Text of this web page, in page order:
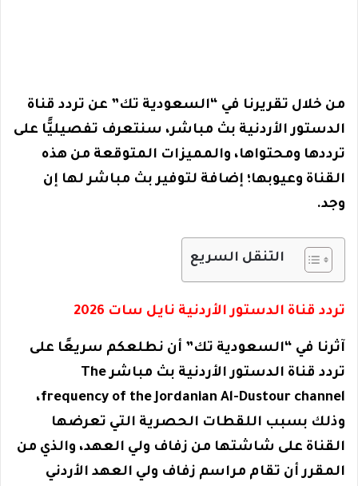
من خلال تقريرنا في “السعودية تك” عن تردد قناة
الدستور الأردنية بث مباشر، سنتعرف تفصيليًّا على
ترددها ومحتواها، والمميزات المتوقعة من هذه
القناة وعيوبها؛ إضافة لتوفير بث مباشر لها إن
وجد.
التنقل السريع
تردد قناة الدستور الأردنية نايل سات 2026
آثرنا في “السعودية تك” أن نطلعكم سريعًا على
تردد قناة الدستور الأردنية بث مباشر The
frequency of the Jordanian Al-Dustour channel،
وذلك بسبب اللقطات الحصرية التي تعرضها
القناة على شاشتها من زفاف ولي العهد، والذي من
المقرر أن تقام مراسم زفاف ولي العهد الأردني